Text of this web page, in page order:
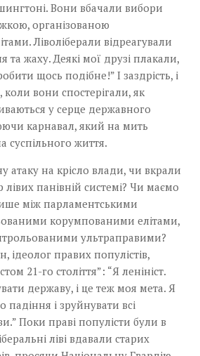
Вони вбачали вибори
організованою
Ліволіберали відреагували
жаху. Деякі мої друзі плакали,
щось подібне!” І заздрість, і
вони спостерігали, як
у серце державного
карнавал, який на мить
життя.
атаку на крісло влади, чи вкрали
лівих панівній системі? Чи маємо
між парламентськими
корумпованими елітами,
ультраправими?
ідеолог правих популістів,
21-го століття”: “Я ленініст.
державу, і це теж моя мета. Я
падіння і зруйнувати всі
Поки праві популісти були в
ліві вдавали старих